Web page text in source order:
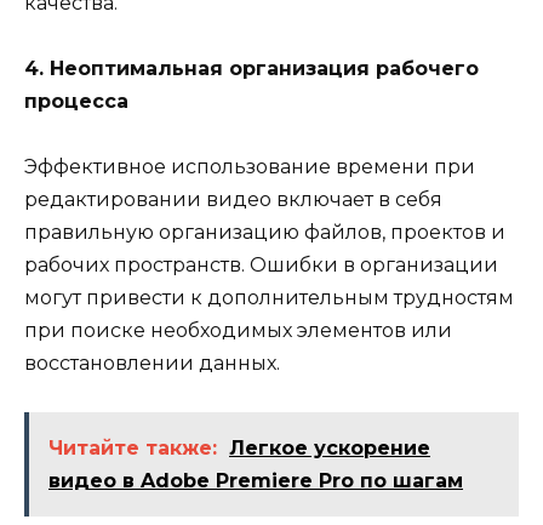
4. Неоптимальная организация рабочего
процесса
Эффективное использование времени при
редактировании видео включает в себя
правильную организацию файлов, проектов и
рабочих пространств. Ошибки в организации
могут привести к дополнительным трудностям
при поиске необходимых элементов или
восстановлении данных.
Читайте также: Легкое ускорение
видео в Adobe Premiere Pro по шагам